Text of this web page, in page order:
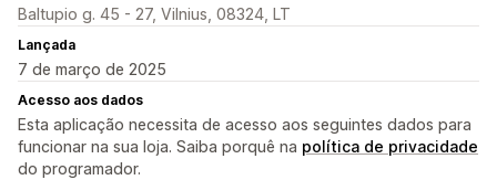
Baltupio g. 45 - 27, Vilnius, 08324, LT
Lançada
7 de março de 2025
Acesso aos dados
Esta aplicação necessita de acesso aos seguintes dados para
funcionar na sua loja. Saiba porquê na política de privacidade
do programador.